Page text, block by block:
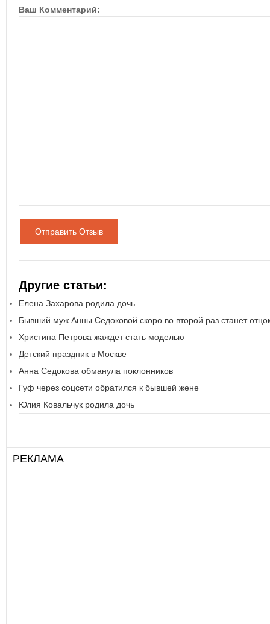
Ваш Комментарий:
Отправить Отзыв
Другие статьи:
Елена Захарова родила дочь
Бывший муж Анны Седоковой скоро во второй раз станет
Христина Петрова жаждет стать моделью
Детский праздник в Москве
Анна Седокова обманула поклонников
Гуф через соцсети обратился к бывшей жене
Юлия Ковальчук родила дочь
РЕКЛАМА